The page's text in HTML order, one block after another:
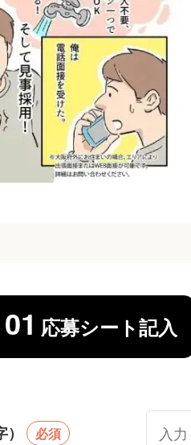
01 応募シート記入
必須